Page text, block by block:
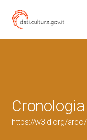
https://w3id.org/